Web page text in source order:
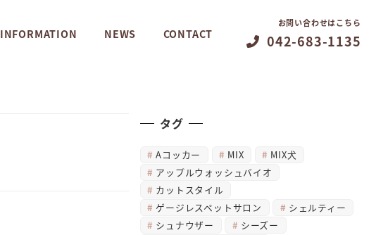
INFORMATION NEWS CONTACT
お問い合わせはこちら
042-683-1135
タグ
Aコッカー MIX
MIX犬
アップルウォッシュバイオ
カットスタイル
ゲージレスペットサロン
シェルティー
シュナウザー
シーズー